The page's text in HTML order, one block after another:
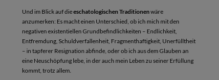
Und im Blick auf dieeschatologischen Traditionen wäre
anzumerken: Es macht einen Unterschied, ob ich mich mit den
negativen existentiellen Grundbefindlichkeiten – Endlichkeit,
Entfremdung, Schuldverfallenheit, Fragmenthaftigkeit, Unerfülltheit
– in tapferer Resignation abfinde, oder ob ich aus dem Glauben an
eine Neuschöpfung lebe, in der auch mein Leben zu seiner Erfüllung
kommt, trotz allem.